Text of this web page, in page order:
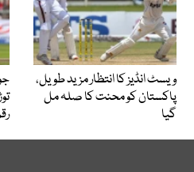
ویسٹ انڈیز کا انتظار مزید طویل،
پاکستان کو محنت کا صلہ مل
گیا